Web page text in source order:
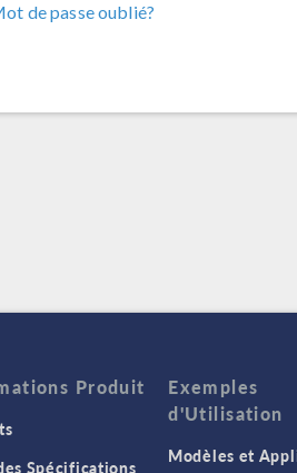
de passe oublié?
Produit
Spécifications
Exemples
d'Utilisation
Modèles et